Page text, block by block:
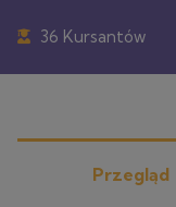
36 Kursantów
Przegląd